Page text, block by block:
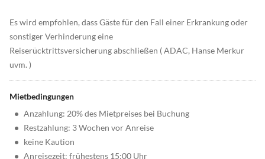
Es wird empfohlen, dass Gäste für den Fall einer Erkrankung oder
sonstiger Verhinderung eine
Reiserücktrittsversicherung abschließen ( ADAC, Hanse Merkur
uvm. )
Mietbedingungen
• Anzahlung: 20% des Mietpreises bei Buchung
• Restzahlung: 3 Wochen vor Anreise
• keine Kaution
• Anreisezeit: frühestens 15:00 Uhr